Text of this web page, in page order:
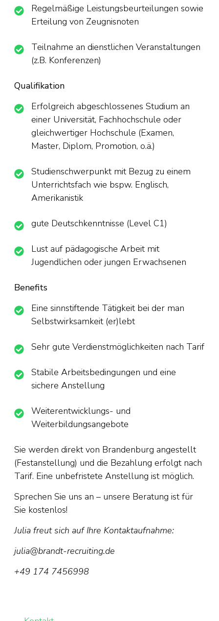
Regelmäßige Leistungsbeurteilungen sowie
Erteilung von Zeugnisnoten
Teilnahme an dienstlichen Veranstaltungen
(z.B. Konferenzen)
Qualifikation
Erfolgreich abgeschlossenes Studium an
einer Universität, Fachhochschule oder
gleichwertiger Hochschule (Examen,
Master, Diplom, Promotion, o.ä.)
Studienschwerpunkt mit Bezug zu einem
Unterrichtsfach wie bspw. Englisch,
Amerikanistik
gute Deutschkenntnisse (Level C1)
Lust auf pädagogische Arbeit mit
Jugendlichen oder jungen Erwachsenen
Benefits
Eine sinnstiftende Tätigkeit bei der man
Selbstwirksamkeit (er)lebt
Sehr gute Verdienstmöglichkeiten nach Tarif
Stabile Arbeitsbedingungen und eine
sichere Anstellung
Weiterentwicklungs- und
Weiterbildungsangebote
Sie werden direkt von Brandenburg angestellt
(Festanstellung) und die Bezahlung erfolgt nach
Tarif. Eine unbefristete Anstellung ist möglich.
Sprechen Sie uns an – unsere Beratung ist für
Sie kostenlos!
Julia freut sich auf Ihre Kontaktaufnahme:
julia@brandt-recruiting.de
+49 174 7456998